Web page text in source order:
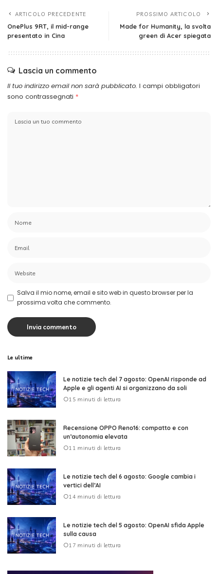
ARTICOLO PRECEDENTE
OnePlus 9RT, il mid-range
presentato in Cina
PROSSIMO ARTICOLO
Made for Humanity, la svolta
green di Acer spiegata
Lascia un commento
Il tuo indirizzo email non sarà pubblicato. I campi obbligatori
sono contrassegnati *
Salva il mio nome, email e sito web in questo browser per la
prossima volta che commento.
Le ultime
Le notizie tech del 7 agosto: OpenAI risponde ad
Apple e gli agenti AI si organizzano da soli
15 minuti di lettura
Recensione OPPO Reno16: compatto e con
un’autonomia elevata
11 minuti di lettura
Le notizie tech del 6 agosto: Google cambia i
vertici dell’AI
14 minuti di lettura
Le notizie tech del 5 agosto: OpenAI sfida Apple
sulla causa
17 minuti di lettura